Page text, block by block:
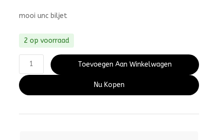
mooi unc biljet
2 op voorraad
Toevoegen Aan Winkelwagen
Nu Kopen